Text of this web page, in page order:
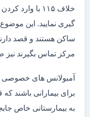
خلاف ۱۱۵ با
گیری نمایید. این
مرکز تماس بگیرند
آمبولانس های خصوصی
برای بیمارانی باشند
به بیمارستانی خاص